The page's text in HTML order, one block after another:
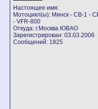
Настоящее имя:
Мотоцикл(ы): Минск - CB-1 -
- VFR-800
Откуда: г.Москва ЮВАО
Зарегистрирован: 03.03.2006
Сообщений: 1825